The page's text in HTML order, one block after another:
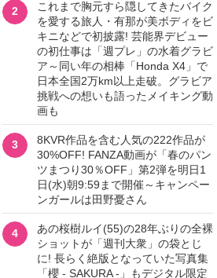
2
これまで胸元すら隠してきたバイク
を愛する旅人・有那が美ボディをビ
キニなどで初披露! 芸能界デビュー
の初仕事は「週プレ」の水着グラビ
ア～同い年の相棒「Honda X4」で
日本全国2万km以上走破。グラビア
挑戦への想いも語ったメイキング動
画も
3
8KVR作品を含む人気の222作品が
30%OFF! FANZA動画が「春のパン
ツまつり30％OFF」第2弾を明日1
日(水)朝9:59まで開催～キャンペー
ンガールは田野憂さん
4
あの桜樹ルイ(55)の28年ぶりの全裸
ショットが「週刊大衆」の袋とじ
に! 長らく絶版となっていた写真集
「櫻 - SAKURA -」もデジタル限定